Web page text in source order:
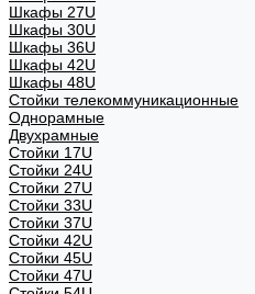
Шкафы 27U
Шкафы 30U
Шкафы 36U
Шкафы 42U
Шкафы 48U
Стойки телекоммуникационные
Однорамные
Двухрамные
Стойки 17U
Стойки 24U
Стойки 27U
Стойки 33U
Стойки 37U
Стойки 42U
Стойки 45U
Стойки 47U